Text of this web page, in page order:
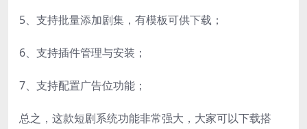
5、支持批量添加剧集，有模板可供下载；
6、支持插件管理与安装；
7、支持配置广告位功能；
总之，这款短剧系统功能非常强大，大家可以下载搭